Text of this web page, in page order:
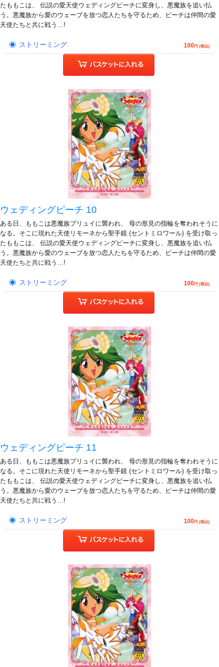
たももこは、 伝説の愛天使ウェディングピーチに変身し、悪魔族を追い払
う。悪魔族から愛のウェーブを放つ恋人たちを守るため、ピーチは仲間の愛
天使たちと共に戦う…!
ストリーミング 100円 (税込)
ウェディングピーチ 10
ある日、ももこは悪魔族プリュイに襲われ、 母の形見の指輪を奪われそうに
なる。そこに現れた天使リモーネから聖手鏡 (セントミロワール) を受け取っ
たももこは、 伝説の愛天使ウェディングピーチに変身し、悪魔族を追い払
う。悪魔族から愛のウェーブを放つ恋人たちを守るため、ピーチは仲間の愛
天使たちと共に戦う…!
ストリーミング 100円 (税込)
ウェディングピーチ 11
ある日、ももこは悪魔族プリュイに襲われ、 母の形見の指輪を奪われそうに
なる。そこに現れた天使リモーネから聖手鏡 (セントミロワール) を受け取っ
たももこは、 伝説の愛天使ウェディングピーチに変身し、悪魔族を追い払
う。悪魔族から愛のウェーブを放つ恋人たちを守るため、ピーチは仲間の愛
天使たちと共に戦う…!
ストリーミング 100円 (税込)